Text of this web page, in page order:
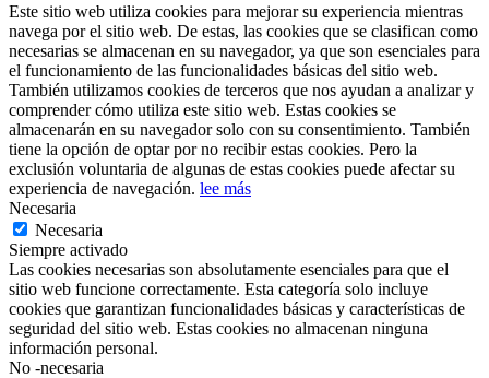
Este sitio web utiliza cookies para mejorar su experiencia mientras
navega por el sitio web. De estas, las cookies que se clasifican como
necesarias se almacenan en su navegador, ya que son esenciales para
el funcionamiento de las funcionalidades básicas del sitio web.
También utilizamos cookies de terceros que nos ayudan a analizar y
comprender cómo utiliza este sitio web. Estas cookies se
almacenarán en su navegador solo con su consentimiento. También
tiene la opción de optar por no recibir estas cookies. Pero la
exclusión voluntaria de algunas de estas cookies puede afectar su
experiencia de navegación. lee más
Necesaria
Necesaria
Siempre activado
Las cookies necesarias son absolutamente esenciales para que el
sitio web funcione correctamente. Esta categoría solo incluye
cookies que garantizan funcionalidades básicas y características de
seguridad del sitio web. Estas cookies no almacenan ninguna
información personal.
No -necesaria